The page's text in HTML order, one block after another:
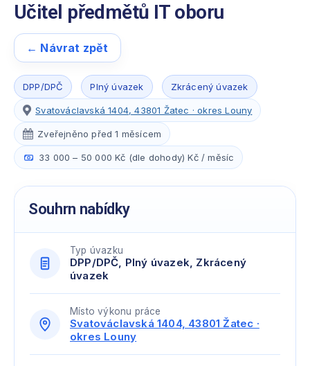
Učitel předmětů IT oboru
← Návrat zpět
DPP/DPČ Plný úvazek Zkrácený úvazek
Svatováclavská 1404, 43801 Žatec · okres Louny
Zveřejněno před 1 měsícem
33 000 – 50 000 Kč (dle dohody) Kč / měsíc
Souhrn nabídky
Typ úvazku
DPP/DPČ, Plný úvazek, Zkrácený
úvazek
Místo výkonu práce
Svatováclavská 1404, 43801 Žatec ·
okres Louny